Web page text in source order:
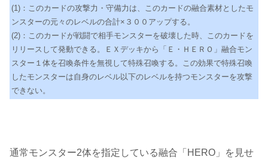
(1)：このカードの攻撃力・守備力は、このカードの融合素材としたモ
ンスターの元々のレベルの合計×３００アップする。
(2)：このカードが戦闘で相手モンスターを破壊した時、このカードを
リリースして発動できる。ＥＸデッキから「Ｅ・ＨＥＲＯ」融合モン
スター１体を召喚条件を無視して特殊召喚する。この効果で特殊召喚
したモンスターは自身のレベル以下のレベルを持つモンスターを攻撃
できない。
通常モンスター2体を指定している融合「HERO」を見せ